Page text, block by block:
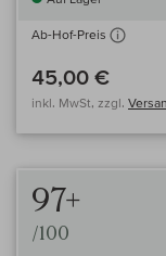
Ab-Hof-Preis
45,00 €
inkl. MwSt, zzgl.
97+
/100